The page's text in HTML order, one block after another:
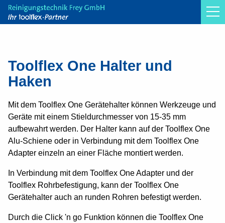
Toolflex One
Halter und Haken
Zubehör
Gerätewagen
Lochwand und Clip-O-Flex
Anwendungsbeispiele
Toolflex One Halter und
Haken
Mit dem Toolflex One Gerätehalter können Werkzeuge und
Geräte mit einem Stieldurchmesser von 15-35 mm
aufbewahrt werden. Der Halter kann auf der Toolflex One
Alu-Schiene oder in Verbindung mit dem Toolflex One
Adapter einzeln an einer Fläche montiert werden.
In Verbindung mit dem Toolflex One Adapter und der
Toolflex Rohrbefestigung, kann der Toolflex One
Gerätehalter auch an runden Rohren befestigt werden.
Durch die Click 'n go Funktion können die Toolflex One